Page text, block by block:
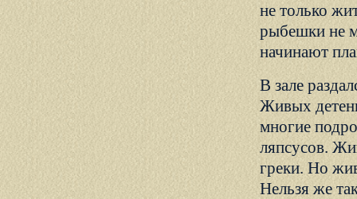
не только
рыбешки не
начинают
В зале
Живых
многие
ляпсусов.
греки. Но
Нельзя же